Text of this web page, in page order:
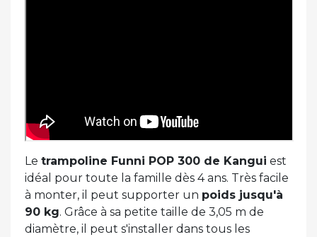
Le trampoline Funni POP 300 de Kangui est
idéal pour toute la famille dès 4 ans. Très facile
à monter, il peut supporter un poids jusqu'à
90 kg. Grâce à sa petite taille de 3,05 m de
diamètre, il peut s'installer dans tous les